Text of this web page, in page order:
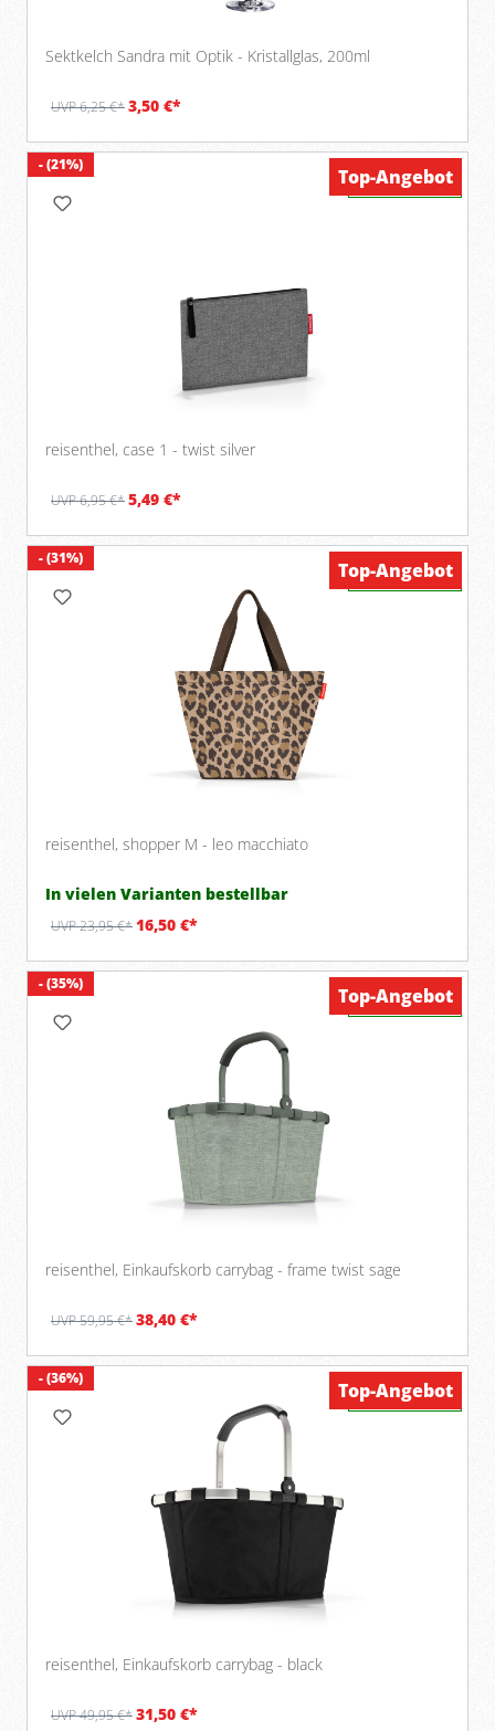
Sektkelch Sandra mit Optik - Kristallglas, 200ml
UVP 6,25 €*3,50 €*
- (21%)
reisenthel, case 1 - twist silver
UVP 6,95 €*5,49 €*
Verfügbar
Top-Angebot
- (31%)
reisenthel, shopper M - leo macchiato
In vielen Varianten bestellbar
UVP 23,95 €*16,50 €*
Verfügbar
Top-Angebot
- (35%)
reisenthel, Einkaufskorb carrybag - frame twist sage
UVP 59,95 €*38,40 €*
Verfügbar
Top-Angebot
- (36%)
reisenthel, Einkaufskorb carrybag - black
UVP 49,95 €*31,50 €*
Verfügbar
Top-Angebot